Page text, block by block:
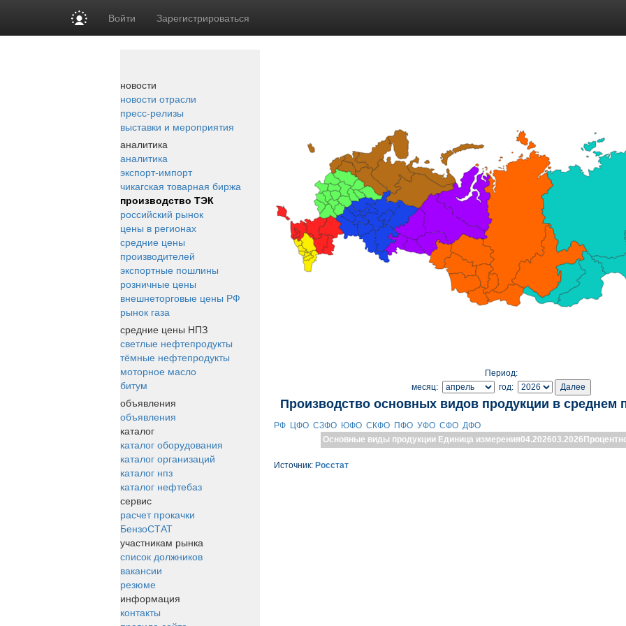
Войти Зарегистрироваться
новости
новости отрасли
пресс-релизы
выставки и мероприятия
аналитика
аналитика
экспорт-импорт
чикагская товарная биржа
производство ТЭК
российский рынок
цены в регионах
средние цены
производителей
экспортные пошлины
розничные цены
внешнеторговые цены РФ
рынок газа
средние цены НПЗ
светлые нефтепродукты
тёмные нефтепродукты
моторное масло
битум
объявления
объявления
каталог
каталог оборудования
каталог организаций
каталог нпз
каталог нефтебаз
сервис
расчет прокачки
БензоСТАТ
участникам рынка
список должников
вакансии
резюме
информация
контакты
Период:
месяц:
год:
Производство основных видов продукции в среднем
РФ ЦФО СЗФО ЮФО СКФО ПФО УФО СФО ДФО
Основные виды продукции Единица измерения04.202603.2026
Источник: Росстат